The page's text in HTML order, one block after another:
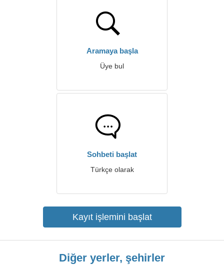
Aramaya başla
Üye bul
Sohbeti başlat
Türkçe olarak
Kayıt işlemini başlat
Diğer yerler, şehirler